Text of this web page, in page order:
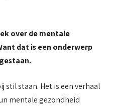
over de mentale
dat is een onderwerp
stil staan. Het is een verhaal
mentale gezondheid